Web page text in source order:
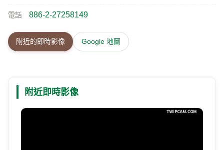
電話 886-2-27258149
附近的即時影像 Google 地圖
附近即時影像